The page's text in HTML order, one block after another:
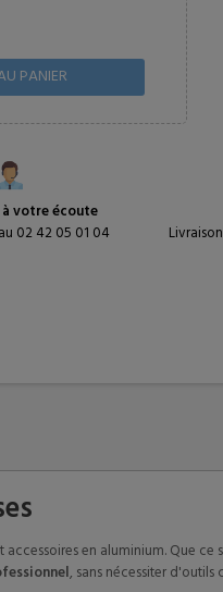
PANIER
votre écoute
02 42 05 01 04
accessoires en aluminium. Que
, sans nécessiter d'outils